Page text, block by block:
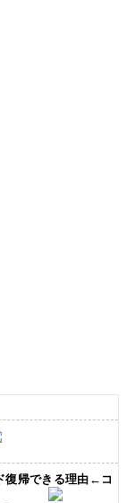
復帰できる理由←コ